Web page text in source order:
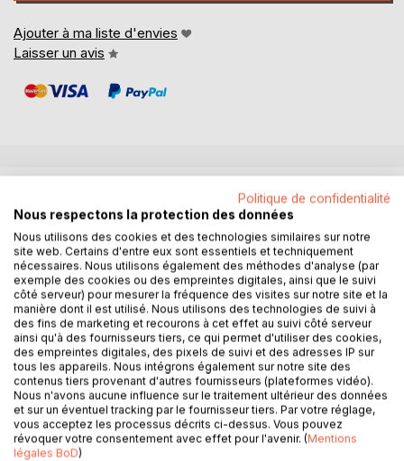
Ajouter à ma liste d'envies
Laisser un avis
Un monde fou, inquiétant, qui véhicule haine, fiel,
stupéfaction !
Voilà près de soixante dix ans que quelques milliers d'êtres
se sont réfugiés sur une station spatiale, Citérius A, placée
en orbite terrestre. Leur vie est pitoyable, liée aux
interdictions, restrictions, frustrations...
Le seule espérance de ces individus est de retourner sur
leur Terre natale.
Dans un ailleurs, monde parallèle, inconnu des hommes ;
autre galaxie, autre système planétaire ; au sein d'une tribu
puissante et dominante, les Bar Nachas, l'une de leurs
Politique de confidentialité
Nous respectons la protection des données
Nous utilisons des cookies et des technologies similaires sur notre
site web. Certains d'entre eux sont essentiels et techniquement
nécessaires. Nous utilisons également des méthodes d'analyse (par
exemple des cookies ou des empreintes digitales, ainsi que le suivi
côté serveur) pour mesurer la fréquence des visites sur notre site et la
manière dont il est utilisé. Nous utilisons des technologies de suivi à
des fins de marketing et recourons à cet effet au suivi côté serveur
ainsi qu'à des fournisseurs tiers, ce qui permet d'utiliser des cookies,
des empreintes digitales, des pixels de suivi et des adresses IP sur
tous les appareils. Nous intégrons également sur notre site des
contenus tiers provenant d'autres fournisseurs (plateformes vidéo).
Nous n'avons aucune influence sur le traitement ultérieur des données
et sur un éventuel tracking par le fournisseur tiers. Par votre réglage,
vous acceptez les processus décrits ci-dessus. Vous pouvez
révoquer votre consentement avec effet pour l'avenir. (Mentions
légales BoD)